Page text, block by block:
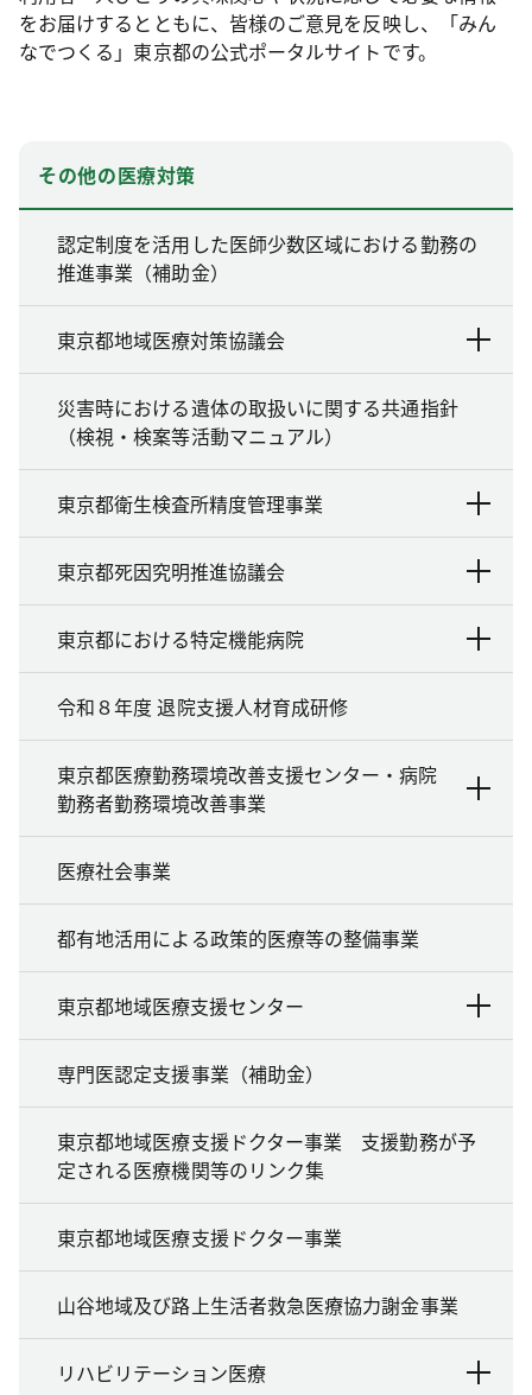
をお届けするとともに、皆様のご意見を反映し、「みん
なでつくる」東京都の公式ポータルサイトです。
その他の医療対策
認定制度を活用した医師少数区域における勤務の
推進事業（補助金）
東京都地域医療対策協議会
災害時における遺体の取扱いに関する共通指針
（検視・検案等活動マニュアル）
東京都衛生検査所精度管理事業
東京都死因究明推進協議会
東京都における特定機能病院
令和８年度 退院支援人材育成研修
東京都医療勤務環境改善支援センター・病院
勤務者勤務環境改善事業
医療社会事業
都有地活用による政策的医療等の整備事業
東京都地域医療支援センター
専門医認定支援事業（補助金）
東京都地域医療支援ドクター事業 支援勤務が予
定される医療機関等のリンク集
東京都地域医療支援ドクター事業
山谷地域及び路上生活者救急医療協力謝金事業
リハビリテーション医療